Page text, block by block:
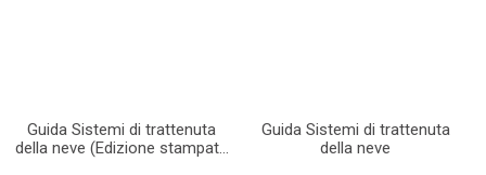
Guida Sistemi di trattenuta
della neve (Edizione stampata
Guida Sistemi di trattenuta
della neve